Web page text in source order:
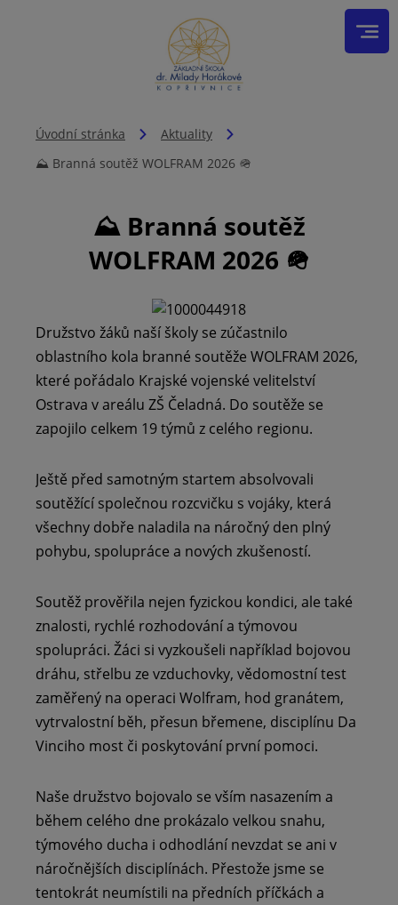
Úvodní stránka
Aktuality
⛰️ Branná soutěž WOLFRAM 2026 🪖
⛰️ Branná soutěž
WOLFRAM 2026 🪖
Družstvo žáků naší školy se zúčastnilo
oblastního kola branné soutěže WOLFRAM 2026,
které pořádalo Krajské vojenské velitelství
Ostrava v areálu ZŠ Čeladná. Do soutěže se
zapojilo celkem 19 týmů z celého regionu.
Ještě před samotným startem absolvovali
soutěžící společnou rozcvičku s vojáky, která
všechny dobře naladila na náročný den plný
pohybu, spolupráce a nových zkušeností.
Soutěž prověřila nejen fyzickou kondici, ale také
znalosti, rychlé rozhodování a týmovou
spolupráci. Žáci si vyzkoušeli například bojovou
dráhu, střelbu ze vzduchovky, vědomostní test
zaměřený na operaci Wolfram, hod granátem,
vytrvalostní běh, přesun břemene, disciplínu Da
Vinciho most či poskytování první pomoci.
Naše družstvo bojovalo se vším nasazením a
během celého dne prokázalo velkou snahu,
týmového ducha i odhodlání nevzdat se ani v
náročnějších disciplínách. Přestože jsme se
tentokrát neumístili na předních příčkách a